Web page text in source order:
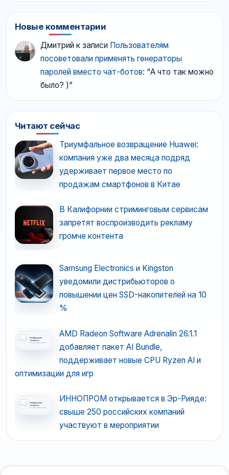
Новые комментарии
Дмитрий к записи Пользователям
посоветовали применять генераторы
паролей вместо чат-ботов: “А что так можно
было? )”
Читают сейчас
Триумфальное возвращение Huawei:
компания уже два месяца подряд
удерживает первое место по
продажам смартфонов в Китае
В Калифорнии стриминговым сервисам
запретят воспроизводить рекламу
громче контента
Samsung Electronics и Kingston
уведомили дистрибьюторов о
повышении цен SSD-накопителей на 10
%
AMD Radeon Software Adrenalin 26.1.1
добавляет пакет AI Bundle,
поддерживает новые CPU Ryzen AI и
оптимизации для игр
ИННОПРОМ открывается в Эр-Рияде:
свыше 250 российских компаний
участвуют в мероприятии